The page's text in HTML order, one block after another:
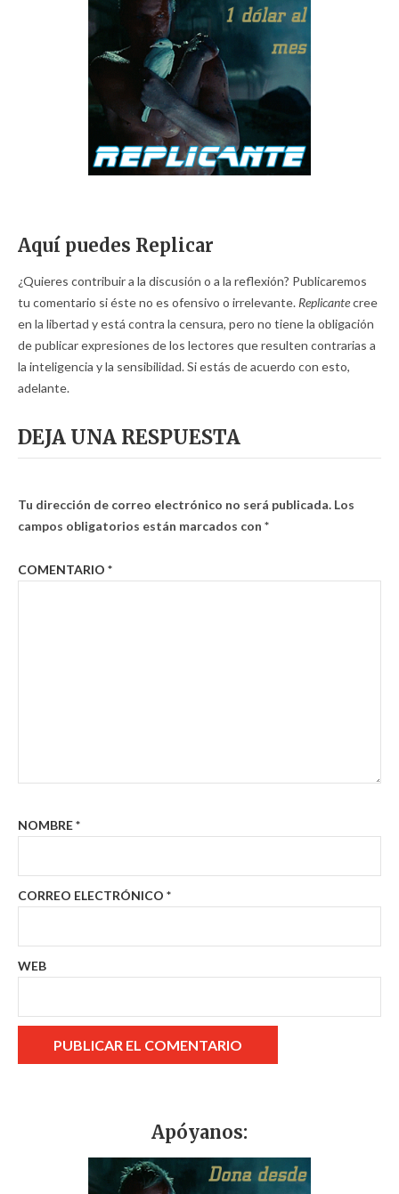
Aquí puedes Replicar
¿Quieres contribuir a la discusión o a la reflexión? Publicaremos
tu comentario si éste no es ofensivo o irrelevante. Replicantecree
en la libertad y está contra la censura, pero no tiene la obligación
de publicar expresiones de los lectores que resulten contrarias a
la inteligencia y la sensibilidad. Si estás de acuerdo con esto,
adelante.
DEJA UNA RESPUESTA
Tu dirección de correo electrónico no será publicada. Los
campos obligatorios están marcados con *
COMENTARIO *
NOMBRE*
CORREO ELECTRÓNICO *
WEB
Apóyanos: